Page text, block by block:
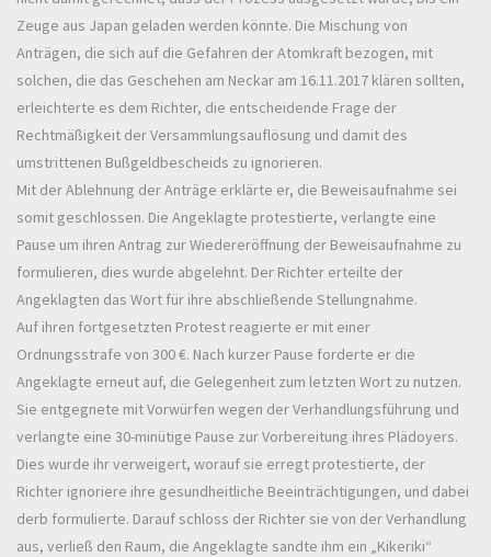
Zeuge aus Japan geladen werden könnte. Die Mischung von
Anträgen, die sich auf die Gefahren der Atomkraft bezogen, mit
solchen, die das Geschehen am Neckar am 16.11.2017 klären sollten,
erleichterte es dem Richter, die entscheidende Frage der
Rechtmäßigkeit der Versammlungsauflösung und damit des
umstrittenen Bußgeldbescheids zu ignorieren.
Mit der Ablehnung der Anträge erklärte er, die Beweisaufnahme sei
somit geschlossen. Die Angeklagte protestierte, verlangte eine
Pause um ihren Antrag zur Wiedereröffnung der Beweisaufnahme zu
formulieren, dies wurde abgelehnt. Der Richter erteilte der
Angeklagten das Wort für ihre abschließende Stellungnahme.
Auf ihren fortgesetzten Protest reagierte er mit einer
Ordnungsstrafe von 300 €. Nach kurzer Pause forderte er die
Angeklagte erneut auf, die Gelegenheit zum letzten Wort zu nutzen.
Sie entgegnete mit Vorwürfen wegen der Verhandlungsführung und
verlangte eine 30-minütige Pause zur Vorbereitung ihres Plädoyers.
Dies wurde ihr verweigert, worauf sie erregt protestierte, der
Richter ignoriere ihre gesundheitliche Beeinträchtigungen, und dabei
derb formulierte. Darauf schloss der Richter sie von der Verhandlung
aus, verließ den Raum, die Angeklagte sandte ihm ein „Kikeriki“